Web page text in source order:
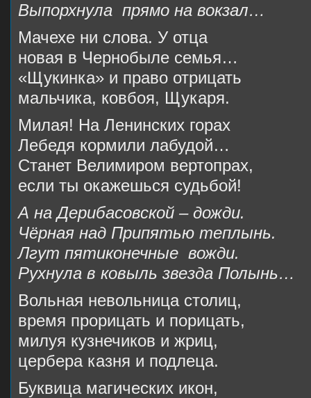
Выпорхнула прямо на вокзал…
Мачехе ни слова. У отца
новая в Чернобыле семья…
«Щукинка» и право отрицать
мальчика, ковбоя, Щукаря.
Милая! На Ленинских горах
Лебедя кормили лабудой…
Станет Велимиром вертопрах,
если ты окажешься судьбой!
А на Дерибасовской – дожди.
Чёрная над Припятью теплынь.
Лгут пятиконечные вожди.
Рухнула в ковыль звезда Полынь…
Вольная невольница столиц,
время прорицать и порицать,
милуя кузнечиков и жриц,
цербера казня и подлеца.
Буквица магических икон,